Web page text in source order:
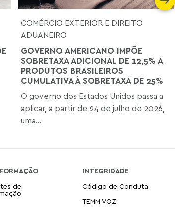
COMÉRCIO EXTERIOR E DIREITO
ADUANEIRO
GOVERNO AMERICANO IMPÕE
SOBRETAXA ADICIONAL DE 12,5% A
PRODUTOS BRASILEIROS
CUMULATIVA À SOBRETAXA DE 25%
O governo dos Estados Unidos passa a
aplicar, a partir de 24 de julho de 2026,
uma...
de
INTEGRIDADE
Código de Conduta
TEMM VOZ